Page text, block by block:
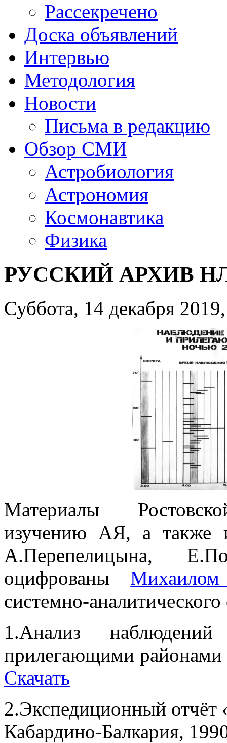
Рассекречено
Доска объявлений
Интервью
Методология
Новости
Письма в редакцию
Обзор СМИ
Астробиология
Астрономия
Космонавтика
Физика
РУССКИЙ АРХИВ
Суббота, 14 декабря
Материалы
изучению АЯ, а также
А.Перепелицына,
оцифрованы
системно-
1.Анализ
прилегающими
Скачать
2.Экспедиционный
Кабардино-Балкария,